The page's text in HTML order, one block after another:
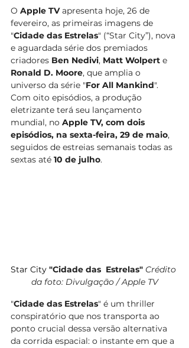
O Apple TV apresenta hoje, 26 de
fevereiro, as primeiras imagens de
"Cidade das Estrelas" (“Star City”), nova
e aguardada série dos premiados
criadores Ben Nedivi, Matt Wolpert e
Ronald D. Moore, que amplia o
universo da série "For All Mankind".
Com oito episódios, a produção
eletrizante terá seu lançamento
mundial, no Apple TV, com dois
episódios, na sexta-feira, 29 de maio,
seguidos de estreias semanais todas as
sextas até 10 de julho.
Star City "Cidade das  Estrelas" Crédito
da foto: Divulgação / Apple TV
"Cidade das Estrelas" é um thriller
conspiratório que nos transporta ao
ponto crucial dessa versão alternativa
da corrida espacial: o instante em que a